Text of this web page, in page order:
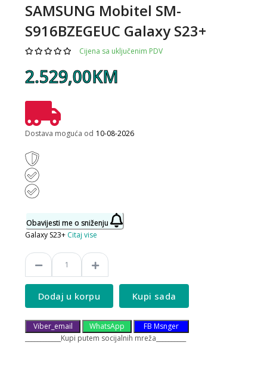
SAMSUNG Mobitel SM-
S916BZEGEUC Galaxy S23+
Cijena sa uključenim PDV
2.529,00KM
Dostava moguća od 10-08-2026
Obavijesti me o sniženju
Galaxy S23+ Citaj vise
Dodaj u korpu Kupi sada
Viber_email WhatsApp
FB Msnger
____________Kupi putem socijalnih mreža__________